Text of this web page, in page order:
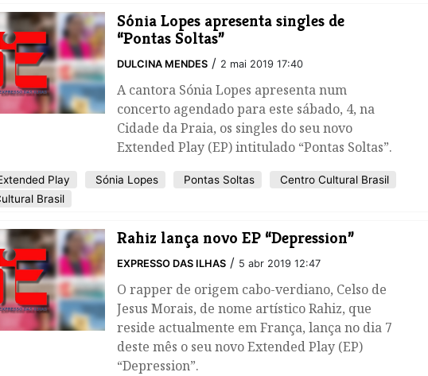
Sónia Lopes apresenta singles de
“Pontas Soltas”
DULCINA MENDES / 2 mai 2019 17:40
A cantora Sónia Lopes apresenta num
concerto agendado para este sábado, 4, na
Cidade da Praia, os singles do seu novo
Extended Play (EP) intitulado “Pontas Soltas”.
Play Sónia Lopes Pontas Soltas
Centro Cultural Brasil
Brasil
Rahiz lança novo EP “Depression”
EXPRESSO DAS ILHAS / 5 abr 2019 12:47
O rapper de origem cabo-verdiano, Celso de
Jesus Morais, de nome artístico Rahiz, que
reside actualmente em França, lança no dia 7
deste mês o seu novo Extended Play (EP)
“Depression”.